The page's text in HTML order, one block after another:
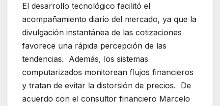
El desarrollo tecnológico facilitó el
acompañamiento diario del mercado, ya que la
divulgación instantánea de las cotizaciones
favorece una rápida percepción de las
tendencias. Además, los sistemas
computarizados monitorean flujos financieros
y tratan de evitar la distorsión de precios. De
acuerdo con el consultor financiero Marcelo